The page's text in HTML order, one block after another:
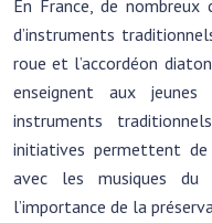
En France, de nombreux
d’instruments
roue et l’accordéon
enseignent aux
instruments
initiatives permettent de
avec les musiques
l’importance de la